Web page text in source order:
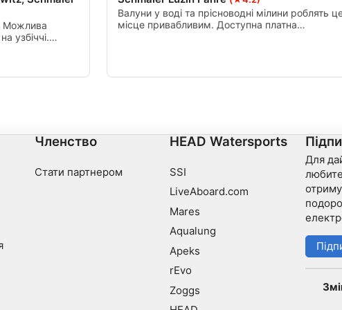
Можлива
узбіччі.
Валуни у воді та прісноводні мілини роблять
місце привабливим. Доступна платна
Членство
Стати партнером
HEAD Watersports
SSI
LiveAboard.com
Mares
Aqualung
Apeks
rEvo
Zoggs
Для